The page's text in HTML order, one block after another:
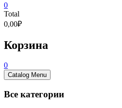
0
Total
0,00₽
Корзина
0
Catalog Menu
Все категории